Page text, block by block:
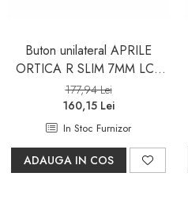
Buton unilateral APRILE
ORTICA R SLIM 7MM LC -
crom lustruit - mobil
177,94 Lei
160,15 Lei
In Stoc Furnizor
ADAUGA IN COS